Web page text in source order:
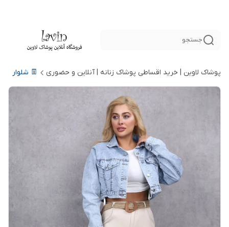
جستجو
پوشاک لاوین | خرید اقساطی پوشاک زنانه | آنلاین و حضوری 👖 شلوار